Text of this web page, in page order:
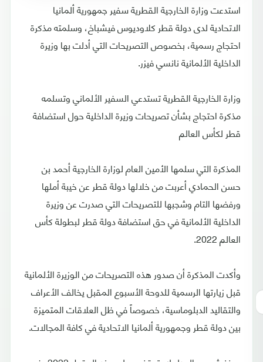
استدعت وزارة الخارجية القطرية سفير جمهورية ألمانيا
الاتحادية لدى دولة قطر كلاوديوس فيشباخ، وسلمته مذكرة
احتجاج رسمية، بخصوص التصريحات التي أدلت بها وزيرة
الداخلية الألمانية نانسي فيزر.
وزارة الخارجية القطرية تستدعي السفير الألماني وتسلمه
مذكرة احتجاج بشأن تصريحات وزيرة الداخلية حول استضافة
قطر لكأس العالم
المذكرة التي سلمها الأمين العام لوزارة الخارجية أحمد بن
حسن الحمادي أعربت من خلالها دولة قطر عن خيبة أملها
ورفضها التام وشجبها للتصريحات التي صدرت عن وزيرة
الداخلية الألمانية في حق استضافة دولة قطر لبطولة كأس
العالم 2022.
وأكدت المذكرة أن صدور هذه التصريحات من الوزيرة الألمانية
قبل زيارتها الرسمية للدوحة الأسبوع المقبل يخالف الأعراف
والتقاليد الدبلوماسية، خصوصاً في ظل العلاقات المتميزة
بين دولة قطر وجمهورية ألمانيا الاتحادية في كافة المجالات.